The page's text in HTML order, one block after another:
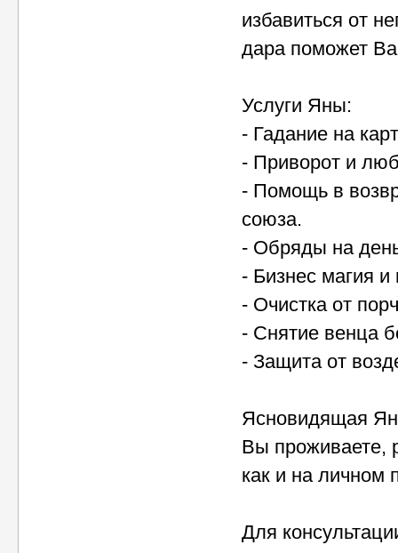
избавиться от
дара поможет
Услуги Яны:
- Гадание на
- Приворот и
- Помощь в
союза.
- Обряды на
- Бизнес магия
- Очистка от
- Снятие венца
- Защита от
Ясновидящая
Вы проживаете,
как и на личном
Для